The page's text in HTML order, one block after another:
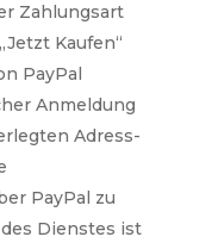
Zahlungsart
Kaufen“
PayPal
Anmeldung
Adress-
PayPal zu
Dienstes ist